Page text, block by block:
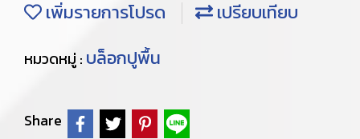
เพิ่มรายการโปรด เปรียบเทียบ
หมวดหมู่ : บล็อกปูพื้น
Share